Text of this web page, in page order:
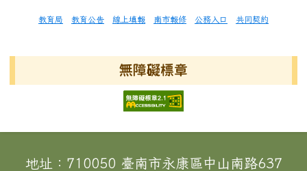
教育局 教育公告 線上填報 南市報修 公務入口 共同契約
無障礙標章
頁尾區域內容
地址：710050 臺南市永康區中山南路637